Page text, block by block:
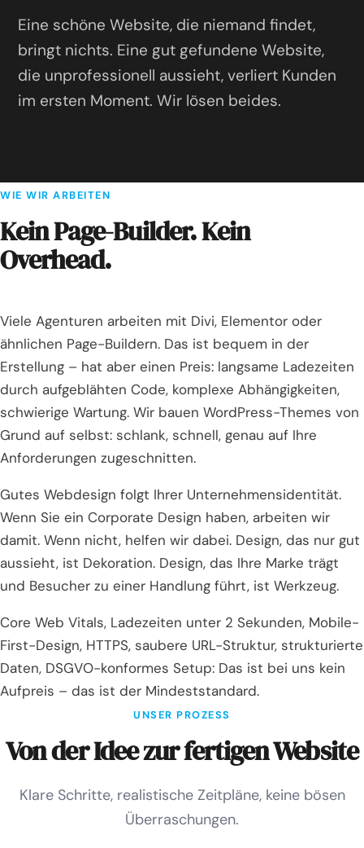
Eine schöne Website, die niemand findet,
bringt nichts. Eine gut gefundene Website,
die unprofessionell aussieht, verliert Kunden
im ersten Moment. Wir lösen beides.
WIE WIR ARBEITEN
Kein Page-Builder. Kein
Overhead.
Viele Agenturen arbeiten mit Divi, Elementor oder
ähnlichen Page-Buildern. Das ist bequem in der
Erstellung – hat aber einen Preis: langsame Ladezeiten
durch aufgeblähten Code, komplexe Abhängigkeiten,
schwierige Wartung. Wir bauen WordPress-Themes von
Grund auf selbst: schlank, schnell, genau auf Ihre
Anforderungen zugeschnitten.
Gutes Webdesign folgt Ihrer Unternehmensidentität.
Wenn Sie ein Corporate Design haben, arbeiten wir
damit. Wenn nicht, helfen wir dabei. Design, das nur gut
aussieht, ist Dekoration. Design, das Ihre Marke trägt
und Besucher zu einer Handlung führt, ist Werkzeug.
Core Web Vitals, Ladezeiten unter 2 Sekunden, Mobile-
First-Design, HTTPS, saubere URL-Struktur, strukturierte
Daten, DSGVO-konformes Setup: Das ist bei uns kein
Aufpreis – das ist der Mindeststandard.
UNSER PROZESS
Von der Idee zur fertigen Website
Klare Schritte, realistische Zeitpläne, keine bösen
Überraschungen.